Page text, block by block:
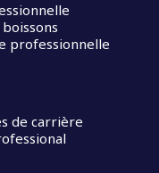
professionnelle
de carrière